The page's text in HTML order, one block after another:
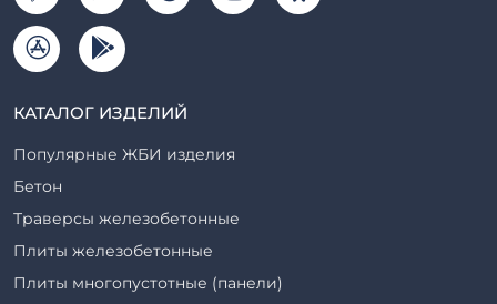
КАТАЛОГ ИЗДЕЛИЙ
Популярные ЖБИ изделия
Бетон
Траверсы железобетонные
Плиты железобетонные
Плиты многопустотные (панели)